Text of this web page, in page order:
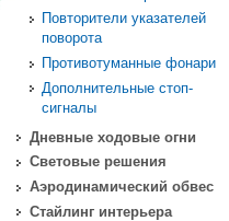
Повторители указателей
поворота
Противотуманные фонари
Дополнительные стоп-
сигналы
Дневные ходовые огни
Световые решения
Аэродинамический обвес
Стайлинг интерьера